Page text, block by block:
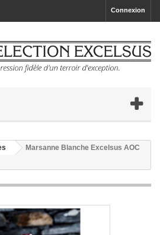
Connexion
Marsanne Blanche Excelsus AOC